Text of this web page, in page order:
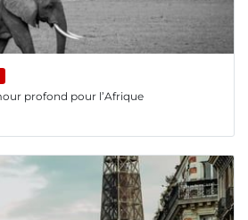
profond pour l’Afrique